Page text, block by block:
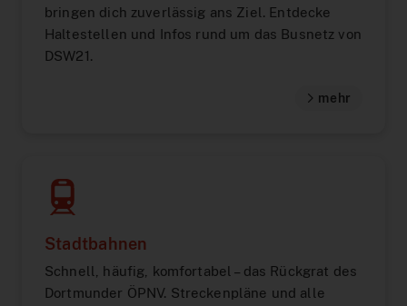
bringen dich zuverlässig ans Ziel. Entdecke
Haltestellen und Infos rund um das Busnetz von
DSW21.
mehr
Stadtbahnen
Schnell, häufig, komfortabel – das Rückgrat des
Dortmunder ÖPNV. Streckenpläne und alle